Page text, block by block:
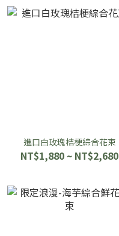
進口白玫瑰桔梗綜合花束
NT$1,880 ~ NT$2,680